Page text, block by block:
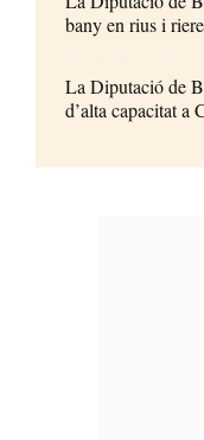
bany en rius i
La Diputació de
d’alta capacitat a